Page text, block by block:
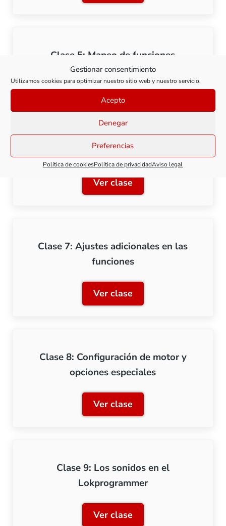
Gestionar consentimiento
Utilizamos cookies para optimizar nuestro sitio web y nuestro servicio.
Acepto
Denegar
Preferencias
Política de cookiesPolítica de privacidadAviso legal
Clase 5: Mapeo de funciones
Ver claseClase 5: Mapeo de
Clase 6: Configuración de funciones.
Ver claseClase 6: Configuración de
Clase 7: Ajustes adicionales en las
funciones
Ver claseClase 7: Ajustes
Clase 8: Configuración de motor y
opciones especiales
Ver claseClase 8: Configuración de
Clase 9: Los sonidos en el
Lokprogrammer
Ver claseClase 9: Los sonidos en